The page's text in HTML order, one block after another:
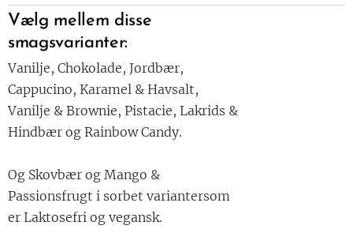
Vælg mellem disse
smagsvarianter:
Vanilje, Chokolade, Jordbær,
Cappucino, Karamel & Havsalt,
Vanilje & Brownie, Pistacie, Lakrids &
Hindbær og Rainbow Candy.
Og Skovbær og Mango &
Passionsfrugt i sorbet variantersom
er Laktosefri og vegansk.